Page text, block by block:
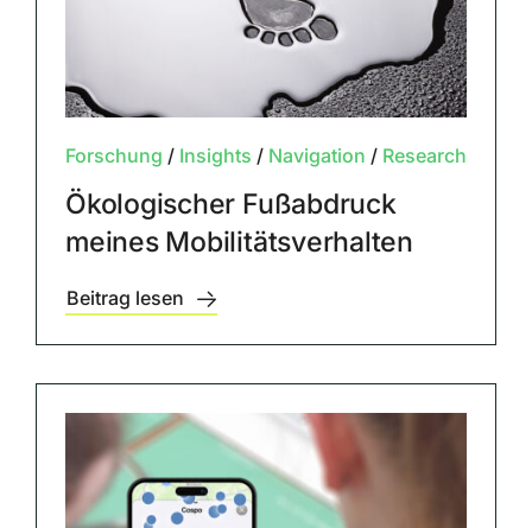
Forschung / Insights / Navigation / Research
Ökologischer Fußabdruck
meines Mobilitätsverhalten
Beitrag lesen